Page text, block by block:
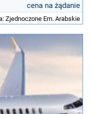
cena na żądanie
Zjednoczone Em. Arabskie